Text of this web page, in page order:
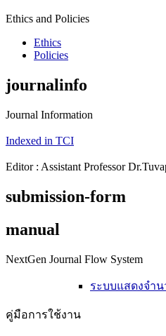
Ethics and Policies
Ethics
Policies
journalinfo
Journal Information
Indexed in TCI
Editor : Assistant Professor
submission-form
manual
NextGen Journal Flow System
ระบบแสดงจำ
คู่มือการใช้งาน